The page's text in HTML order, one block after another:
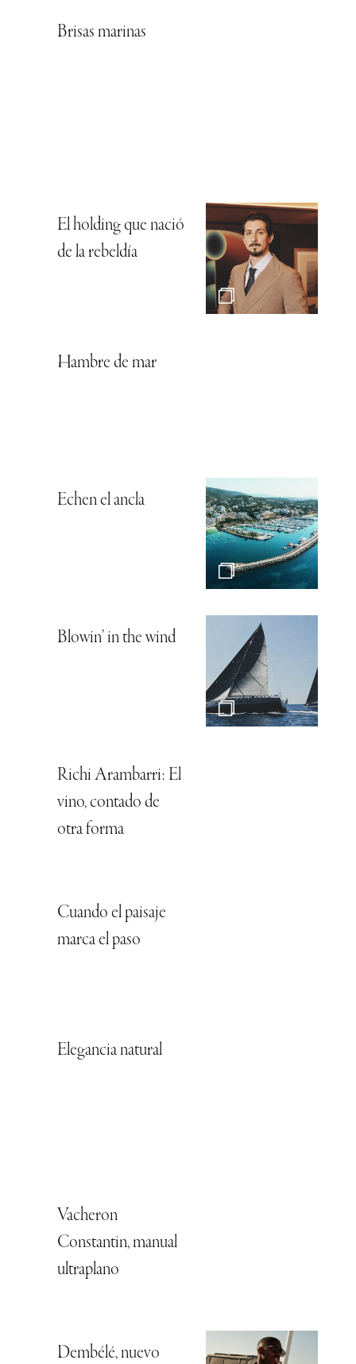
Brisas marinas
El holding que nació
de la rebeldía
Hambre de mar
Echen el ancla
Blowin’ in the wind
Richi Arambarri: El
vino, contado de
otra forma
Cuando el paisaje
marca el paso
Elegancia natural
Vacheron
Constantin, manual
ultraplano
Dembélé, nuevo